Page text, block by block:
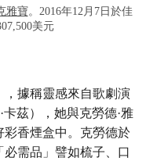
雅寶。2016年12月7日於佳
美元
，據稱靈感來自歌劇演
卡茲），她與克勞德·雅
香煙盒中。克勞德於
需品」譬如梳子、口